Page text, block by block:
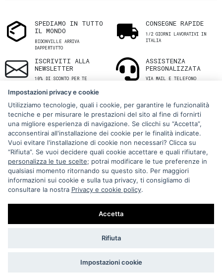
SPEDIAMO IN TUTTO
IL MONDO
BIDONVILLE ARRIVA
DAPPERTUTTO
CONSEGNE RAPIDE
1/2 GIORNI LAVORATIVI IN
ITALIA
ISCRIVITI ALLA
NEWSLETTER
10% DI SCONTO PER TE
ASSISTENZA
PERSONALIZZATA
VIA MAIL E TELEFONO
Via Melo 224/a, Bari, Italy, 70121
+39 080 990 5699
P.IVA: 05921860721
Impostazioni Cookie
Impostazioni privacy e cookie
Utilizziamo tecnologie, quali i cookie, per garantire le funzionalità
tecniche e per misurare le prestazioni del sito al fine di fornirti
una migliore esperienza di navigazione. Se clicchi su “Accetta”,
acconsentirai all'installazione dei cookie per le finalità indicate.
Vuoi evitare l'installazione di cookie non necessari? Clicca su
“Rifiuta”. Se vuoi decidere quali cookie accettare e quali rifiutare,
personalizza le tue scelte; potrai modificare le tue preferenze in
qualsiasi momento ritornando su questo sito. Per maggiori
informazioni sui cookie e sulla tua privacy, ti consigliamo di
consultare la nostra Privacy e cookie policy.
Accetta
Rifiuta
Impostazioni cookie